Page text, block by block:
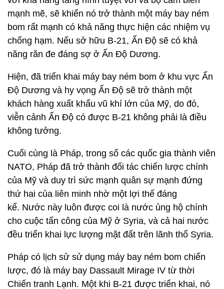
mạnh mẽ, sẽ khiến nó trở thành một máy bay ném
bom rất mạnh có khả năng thực hiện các nhiệm vụ
chống hạm. Nếu sở hữu B-21, Ấn Độ sẽ có khả
năng răn đe đáng sợ ở Ấn Độ Dương.
Hiện, đã triển khai máy bay ném bom ở khu vực Ấn
Độ Dương và hy vọng Ấn Độ sẽ trở thành một
khách hàng xuất khẩu vũ khí lớn của Mỹ, do đó,
viễn cảnh Ấn Độ có được B-21 không phải là điều
không tưởng.
Cuối cùng là Pháp, trong số các quốc gia thành viên
NATO, Pháp đã trở thành đối tác chiến lược chính
của Mỹ và duy trì sức mạnh quân sự mạnh đứng
thứ hai của liên minh nhờ một lợi thế đáng
kể. Nước này luôn được coi là nước ủng hộ chính
cho cuộc tấn công của Mỹ ở Syria, và cả hai nước
đều triển khai lực lượng mặt đất trên lãnh thổ Syria.
Pháp có lịch sử sử dụng máy bay ném bom chiến
lược, đó là máy bay Dassault Mirage IV từ thời
Chiến tranh Lạnh. Một khi B-21 được triển khai, nó